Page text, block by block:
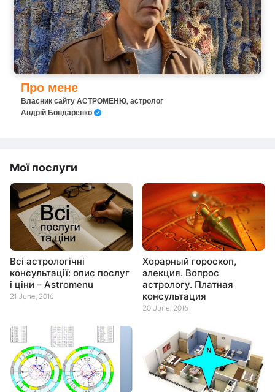
Про мене
Власник сайту АСТРОМЕНЮ, астролог
Андрій Бондаренко
Мої послуги
Всі астрологічні
консультації: опис послуг
і ціни – Astromenu
21 June, 2016
Хорарный гороскоп,
элекция. Вопрос
астрологу. Платная
консультация
20 June, 2016